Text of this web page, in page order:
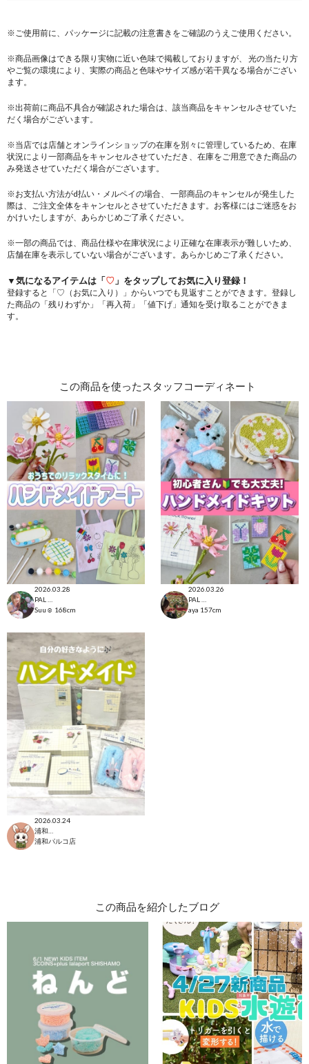
※ご使用前に、パッケージに記載の注意書きをご確認のうえご使用ください。
※商品画像はできる限り実物に近い色味で掲載しておりますが、 光の当たり方
やご覧の環境により、実際の商品と色味やサイズ感が若干異なる場合がござい
ます。
※出荷前に商品不具合が確認された場合は、該当商品をキャンセルさせていた
だく場合がございます。
※当店では店舗とオンラインショップの在庫を別々に管理しているため、在庫
状況により一部商品をキャンセルさせていただき、在庫をご用意できた商品の
み発送させていただく場合がございます。
※お支払い方法がd払い・メルペイの場合、 一部商品のキャンセルが発生した
際は、ご注文全体をキャンセルとさせていただきます。お客様にはご迷惑をお
かけいたしますが、あらかじめご了承ください。
※一部の商品では、商品仕様や在庫状況により正確な在庫表示が難しいため、
店舗在庫を表示していない場合がございます。あらかじめご了承ください。
▼気になるアイテムは「♡ 」をタップしてお気に入り登録！
登録すると「♡（お気に入り）」からいつでも見返すことができます。登録し
た商品の「残りわずか」「再入荷」「値下げ」通知を受け取ることができま
す。
この商品を使ったスタッフコーディネート
2026.03.28
Suu☺︎ 168cm
2026.03.26
aya 157cm
2026.03.24
浦和パルコ店
この商品を紹介したブログ